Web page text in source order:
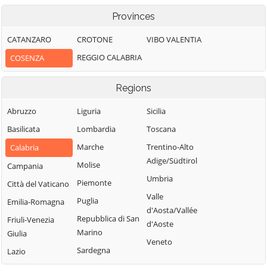
Aprigliano
Belmonte
Calabro
Bianchi
Bisignano
Bocchigliero
Bonifati
Buonvicino
Calopezzati
Piemontese
Lago
Laino Castello
Lappano
Lattarico
Longobardi
Longobucco
Lungro
Luzzi
San Benedetto
Albanese
San Demetrio
Corone
San Donato di
San Giorgio
Albanese
San Giovanni in
Fiore
San Lorenzo
Vallo
Provinces
CATANZARO
COSENZA
CROTONE
REGGIO CALABRIA
VIBO VALENTIA
Regions
Abruzzo
Basilicata
Calabria
Campania
Città del Vaticano
Emilia-Romagna
Friuli-Venezia
Giulia
Lazio
Liguria
Lombardia
Marche
Molise
Piemonte
Puglia
Repubblica di San
Marino
Sardegna
Sicilia
Toscana
Trentino-Alto
Adige/Südtirol
Umbria
Valle
d'Aosta/Vallée
d'Aoste
Veneto